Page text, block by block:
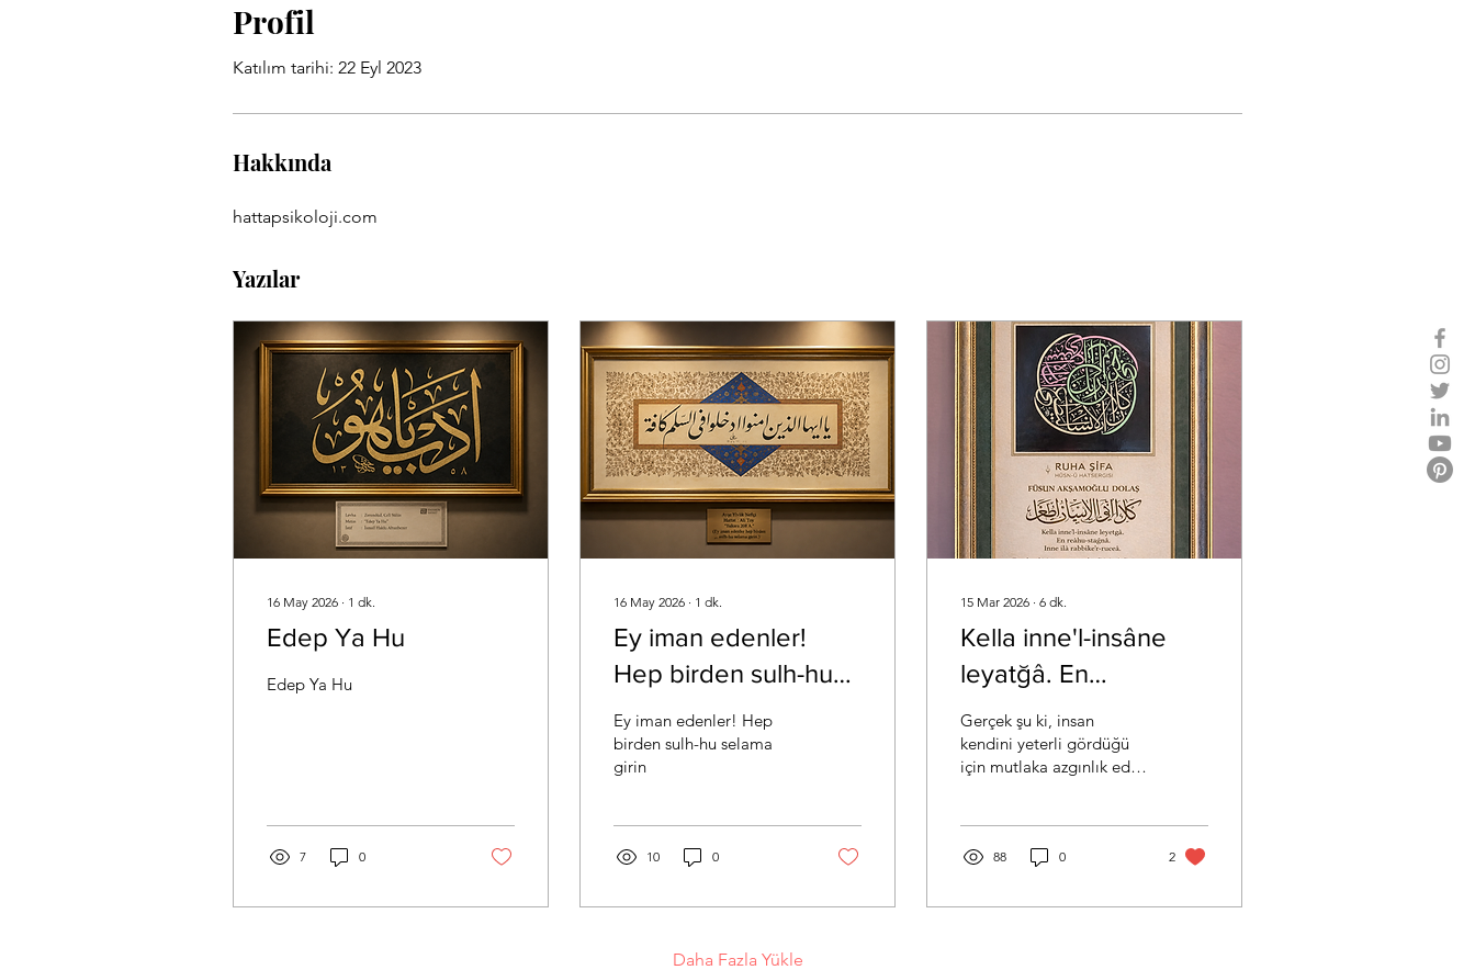
Profil
Katılım tarihi: 22 Eyl 2023
Hakkında
hattapsikoloji.com
Yazılar
16 May 2026 ∙ 1 dk.
Edep Ya Hu
Edep Ya Hu
7 0
16 May 2026 ∙ 1 dk.
Ey iman edenler!
Hep birden sulh-hu
selama girin
Ey iman edenler! Hep
birden sulh-hu selama
girin
10 0
15 Mar 2026 ∙ 6 dk.
Kella inne'l-insâne
leyatğâ. En
raâhu'stağnâ. İnne ilâ
rabbike'r-ruc'â.
Gerçek şu ki, insan
kendini yeterli gördüğü
için mutlaka azgınlık eder.
88 0 2
Daha Fazla Yükle